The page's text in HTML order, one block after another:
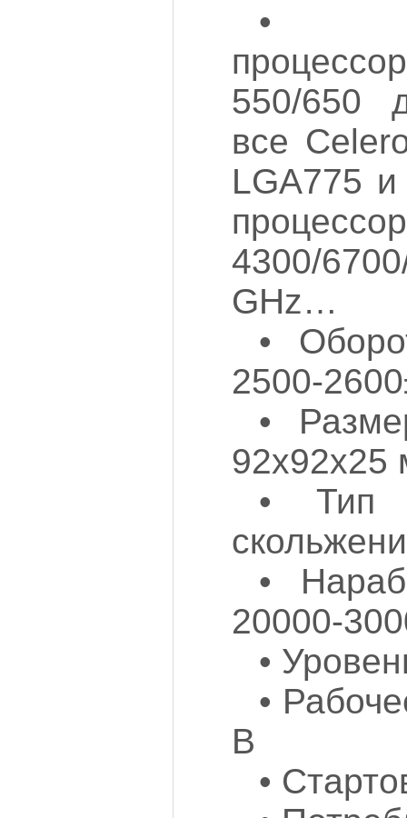
•
550/650
все
LGA775
4300/
GHz…
•
2500-
•
92х92х25
• Тип
•
20000-
•
•
В
•